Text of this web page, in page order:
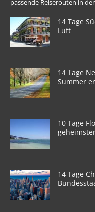
passende Reiserouten in
14 Tage
Luft
14 Tage
Summer
10 Tage
14 Tage